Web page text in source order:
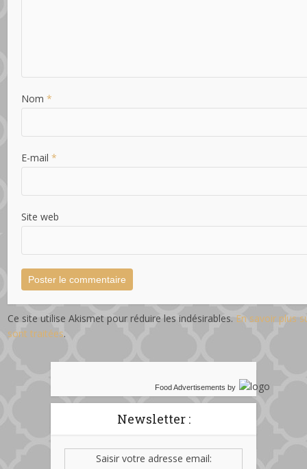
Nom*
E-mail*
Site web
Ce site utilise Akismet pour réduire les indésirables. En savoir plus
sont traitées.
Food Advertisements by
Newsletter :
Saisir votre adresse email: